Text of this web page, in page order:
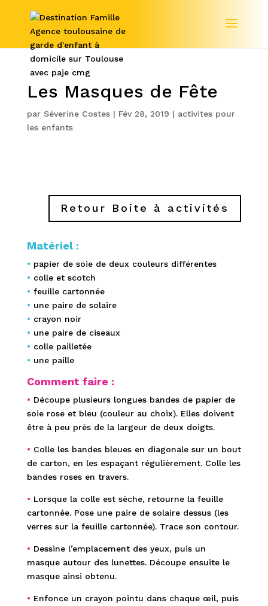
Les Masques de Fête
par Séverine Costes| Fév 28, 2019 | activites pour
les enfants
Retour Boite à activités
Matériel :
• papier de soie de deux couleurs différentes
• colle et scotch
• feuille cartonnée
• une paire de solaire
• crayon noir
• une paire de ciseaux
• colle pailletée
• une paille
Comment faire :
• Découpe plusieurs longues bandes de papier de
soie rose et bleu (couleur au choix). Elles doivent
être à peu près de la largeur de deux doigts.
• Colle les bandes bleues en diagonale sur un bout
de carton, en les espaçant régulièrement. Colle les
bandes roses en travers.
• Lorsque la colle est sèche, retourne la feuille
cartonnée. Pose une paire de solaire dessus (les
verres sur la feuille cartonnée). Trace son contour.
• Dessine l’emplacement des yeux, puis un
masque autour des lunettes. Découpe ensuite le
masque ainsi obtenu.
• Enfonce un crayon pointu dans chaque œil, puis